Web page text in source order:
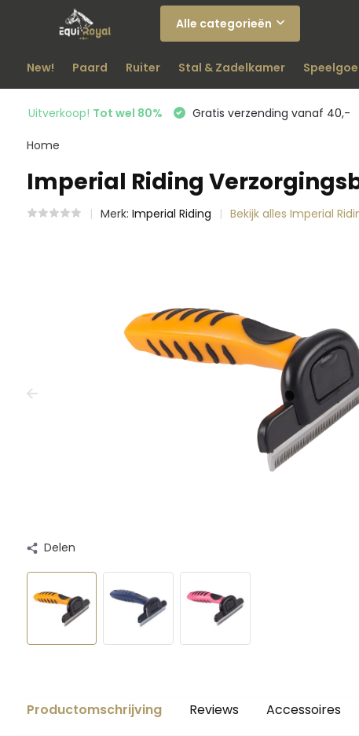
Alle categorieën
New! Paard Ruiter Stal & Zadelkamer
Uitverkoop! Tot wel 80% Gratis verzending vanaf 40,-
Home
Imperial Riding
Merk: Imperial Riding Bekijk alles Imperial
Delen
Productomschrijving Reviews Accessoires